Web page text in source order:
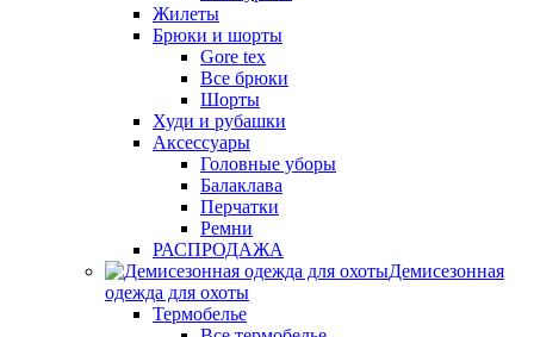
Жилеты
Брюки и шорты
Gore tex
Все брюки
Шорты
Худи и рубашки
Аксессуары
Головные уборы
Балаклава
Перчатки
Ремни
РАСПРОДАЖА
Демисезонная
одежда для охоты
Термобелье